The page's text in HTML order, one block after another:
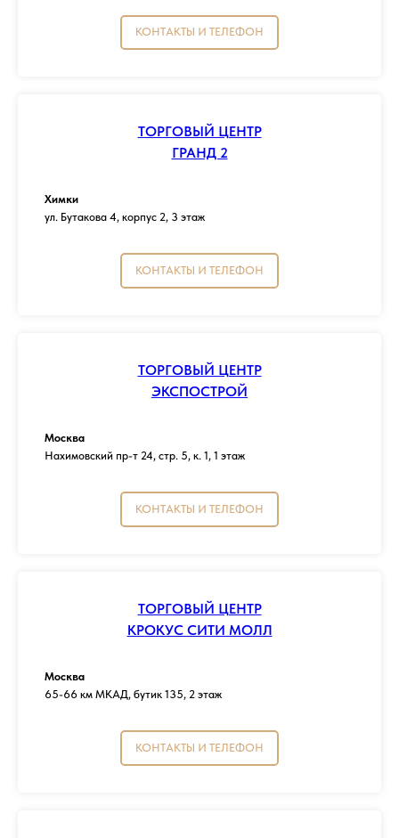
КОНТАКТЫ И ТЕЛЕФОН
ТОРГОВЫЙ ЦЕНТР
ГРАНД 2
Химки
ул. Бутакова 4, корпус 2, 3 этаж
КОНТАКТЫ И ТЕЛЕФОН
ТОРГОВЫЙ ЦЕНТР
ЭКСПОСТРОЙ
Москва
Нахимовский пр-т 24, стр. 5, к. 1, 1 этаж
КОНТАКТЫ И ТЕЛЕФОН
ТОРГОВЫЙ ЦЕНТР
КРОКУС СИТИ МОЛЛ
Москва
65-66 км МКАД, бутик 135, 2 этаж
КОНТАКТЫ И ТЕЛЕФОН